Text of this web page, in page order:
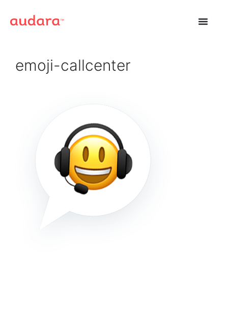
emoji-callcenter